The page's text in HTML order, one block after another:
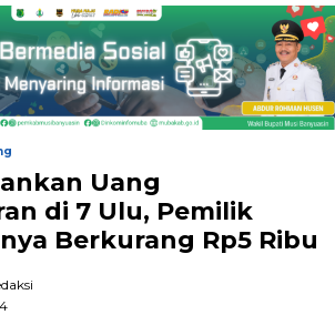
Uang
di 7 Ulu, Pemilik
Berkurang Rp5 Ribu